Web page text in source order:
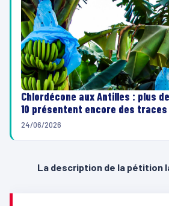
Chlordécone aux Antilles : plus
10 présentent encore des traces
24/06/2026
La description de la pétition